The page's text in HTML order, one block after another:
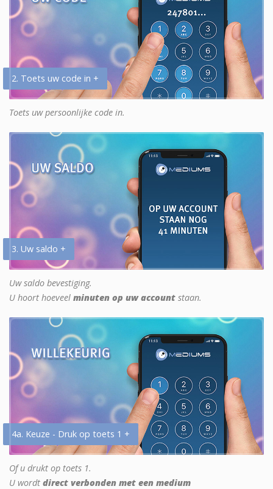
2. Toets uw code in +
Toets uw persoonlijke code in.
3. Uw saldo +
Uw saldo bevestiging.
U hoort hoeveel minuten op uw account staan.
4a. Keuze - Druk op toets 1 +
Of u drukt op toets 1.
U wordt direct verbonden met een medium